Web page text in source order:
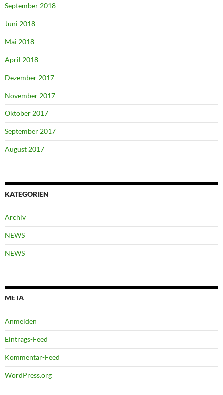
September 2018
Juni 2018
Mai 2018
April 2018
Dezember 2017
November 2017
Oktober 2017
September 2017
August 2017
KATEGORIEN
Archiv
NEWS
NEWS
META
Anmelden
Eintrags-Feed
Kommentar-Feed
WordPress.org